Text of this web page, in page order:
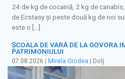
24 de kg de cocaină, 2 kg de
de Ecstasy și peste două kg de noi
este o […]
ȘCOALA DE VARĂ DE LA GOVORA
PATRIMONIULUI
07.08.2026 Mirela Giodea | Dolj